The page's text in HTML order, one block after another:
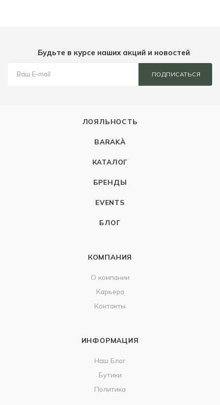
Будьте в курсе наших акций и новостей
ПОДПИСАТЬСЯ
ЛОЯЛЬНОСТЬ
BARAKÀ
КАТАЛОГ
БРЕНДЫ
EVENTS
БЛОГ
КОМПАНИЯ
О компании
Карьера
Контакты
ИНФОРМАЦИЯ
Наш Блог
Бутики
Политика